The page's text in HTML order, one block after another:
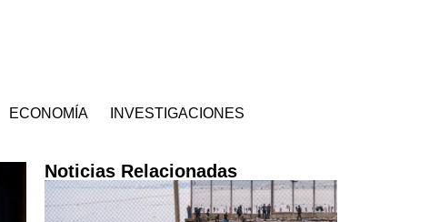
ECONOMÍA INVESTIGACIONES
Noticias Relacionadas